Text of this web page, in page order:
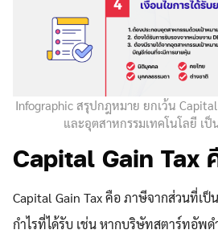
Infographic สรุปกฎหมาย ยกเว้น
และอุตสาหกรรมเทคโนโลยี เป็
Capital Gain Tax
Capital Gain Tax คือ ภาษีจากส่วนที่เป็
กำไรที่ได้รับ เช่น หากบริษัทสตาร์ทอัพ